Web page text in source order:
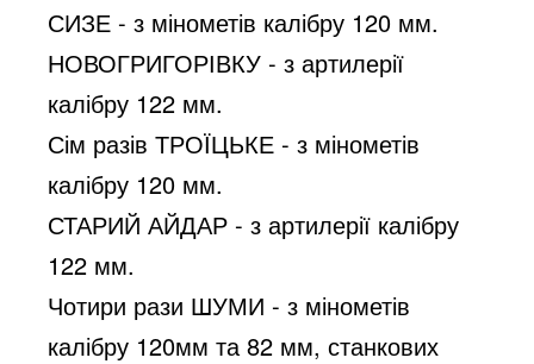
СИЗЕ - з мінометів калібру 120 мм.
НОВОГРИГОРІВКУ - з артилерії
калібру 122 мм.
Сім разів ТРОЇЦЬКЕ - з мінометів
калібру 120 мм.
СТАРИЙ АЙДАР - з артилерії калібру
122 мм.
Чотири рази ШУМИ - з мінометів
калібру 120мм та 82 мм, станкових